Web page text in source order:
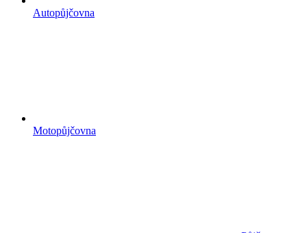
Autopůjčovna
Motopůjčovna